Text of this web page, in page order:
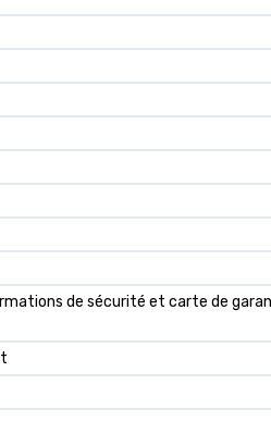
de sécurité et carte de